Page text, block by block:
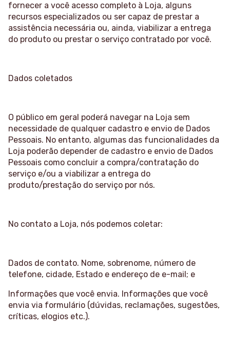
fornecer a você acesso completo à Loja, alguns
recursos especializados ou ser capaz de prestar a
assistência necessária ou, ainda, viabilizar a entrega
do produto ou prestar o serviço contratado por você.
Dados coletados
O público em geral poderá navegar na Loja sem
necessidade de qualquer cadastro e envio de Dados
Pessoais. No entanto, algumas das funcionalidades da
Loja poderão depender de cadastro e envio de Dados
Pessoais como concluir a compra/contratação do
serviço e/ou a viabilizar a entrega do
produto/prestação do serviço por nós.
No contato a Loja, nós podemos coletar:
Dados de contato. Nome, sobrenome, número de
telefone, cidade, Estado e endereço de e-mail; e
Informações que você envia. Informações que você
envia via formulário (dúvidas, reclamações, sugestões,
críticas, elogios etc.).